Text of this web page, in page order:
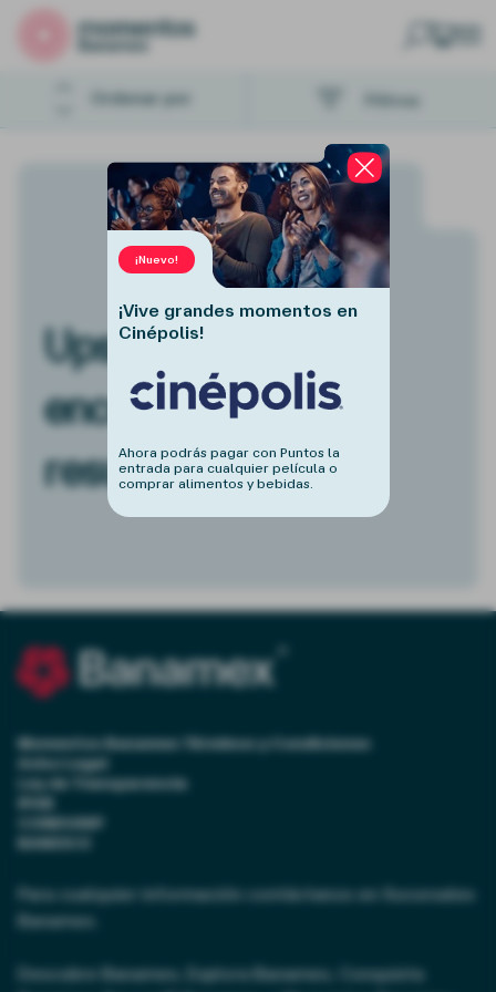
Ordenar por Filtros
Ups. No pudimos
encontrar ningún
resultado.
Momentos Banamex Términos y Condiciones
Aviso Legal
Ley de Transparencia
IPAB
CONDUSEF
BANXICO
Para cualquier información contáctanos en Sucursales
Banamex.
Descubre Banamex, Explora Banamex, Conquista
¡Nuevo!
¡Vive grandes momentos en
Cinépolis!
Ahora podrás pagar con Puntos la
entrada para cualquier película o
comprar alimentos y bebidas.